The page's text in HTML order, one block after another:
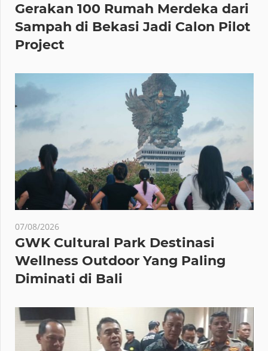
Gerakan 100 Rumah Merdeka dari
Sampah di Bekasi Jadi Calon Pilot
Project
07/08/2026
GWK Cultural Park Destinasi
Wellness Outdoor Yang Paling
Diminati di Bali